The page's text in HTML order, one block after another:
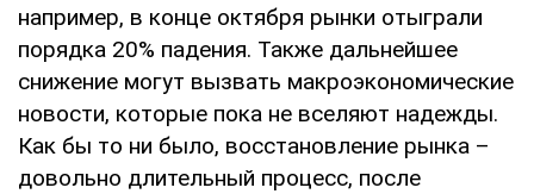
например, в конце октября рынки отыграли
порядка 20% падения. Также дальнейшее
снижение могут вызвать макроэкономические
новости, которые пока не вселяют надежды.
Как бы то ни было, восстановление рынка –
довольно длительный процесс, после